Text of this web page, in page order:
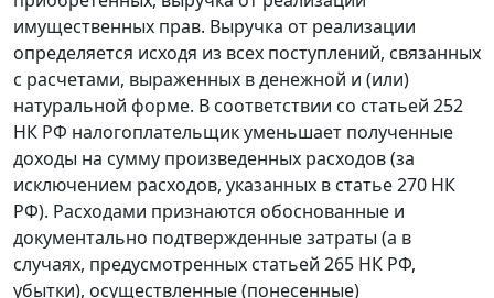
имущественных прав. Выручка от реализации
определяется исходя из всех поступлений, связанных
с расчетами, выраженных в денежной и (или)
натуральной форме. В соответствии со статьей 252
НК РФ налогоплательщик уменьшает полученные
доходы на сумму произведенных расходов (за
исключением расходов, указанных в статье 270 НК
РФ). Расходами признаются обоснованные и
документально подтвержденные затраты (а в
случаях, предусмотренных статьей 265 НК РФ,
убытки), осуществленные (понесенные)